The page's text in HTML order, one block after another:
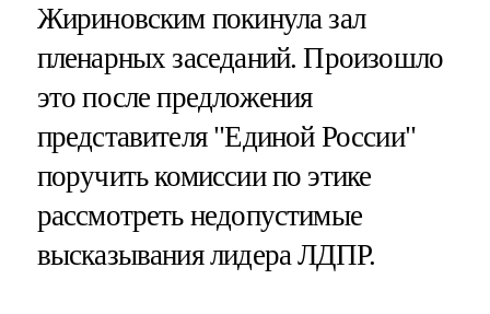
Жириновским покинула зал
пленарных заседаний. Произошло
это после предложения
представителя "Единой России"
поручить комиссии по этике
рассмотреть недопустимые
высказывания лидера ЛДПР.